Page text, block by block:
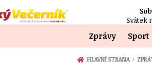
Svátek
Zprávy Sport
HLAVNÍ STRANA ›